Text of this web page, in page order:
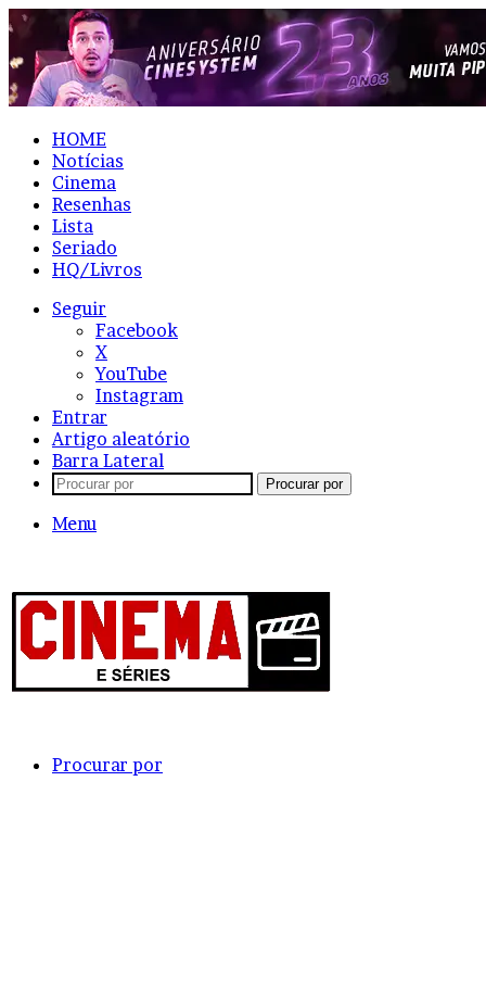
HOME
Notícias
Cinema
Resenhas
Lista
Seriado
HQ/Livros
Seguir
Facebook
X
YouTube
Instagram
Entrar
Artigo aleatório
Barra Lateral
Procurar por
Menu
Procurar por